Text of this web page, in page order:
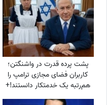
پشت پرده قدرت در واشنگتن؛
کاربران فضای مجازی ترامپ را
هم‌رتبه یک خدمتکار دانستند!+
عکس